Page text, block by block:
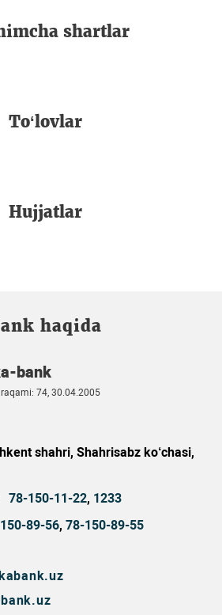
shartlar
To‘lovlar
Hujjatlar
haqida
bank
74, 30.04.2005
shahri, Shahrisabz ko‘chasi,
78-150-11-22, 1233
89-56, 78-150-89-55